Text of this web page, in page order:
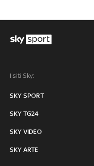
I siti Sky:
SKY SPORT
SKY TG24
SKY VIDEO
SKY ARTE